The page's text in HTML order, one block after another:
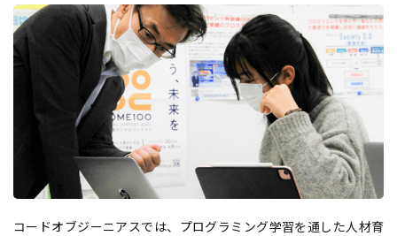
コードオブジーニアスでは、プログラミング学習を通した人材育